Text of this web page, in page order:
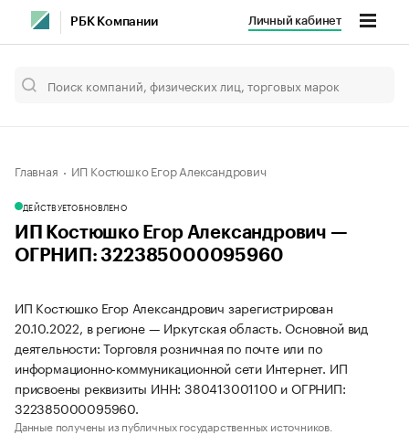
РБК Компании Личный кабинет
Главная ИП Костюшко Егор Александрович
ДЕЙСТВУЕТОБНОВЛЕНО
ИП Костюшко Егор Александрович —
ОГРНИП: 322385000095960
ИП Костюшко Егор Александрович зарегистрирован
20.10.2022, в регионе — Иркутская область. Основной вид
деятельности: Торговля розничная по почте или по
информационно-коммуникационной сети Интернет. ИП
присвоены реквизиты ИНН: 380413001100 и ОГРНИП:
322385000095960.
Данные получены из публичных государственных источников.